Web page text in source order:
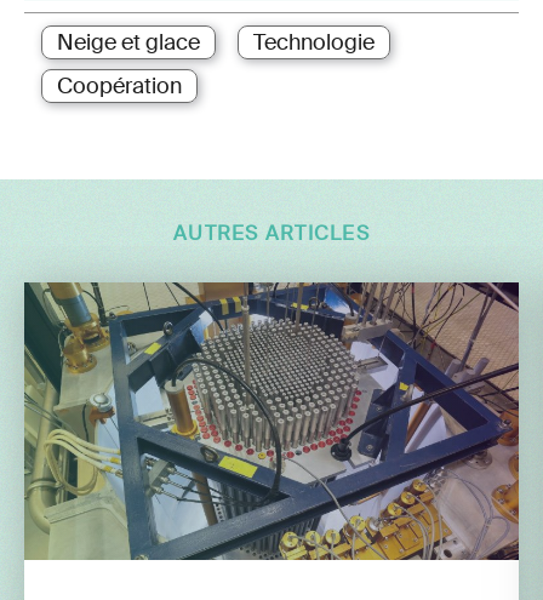
Neige et glace
Technologie
Coopération
AUTRES ARTICLES